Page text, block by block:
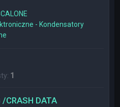
- Kondensatory
1
/CRASH DATA